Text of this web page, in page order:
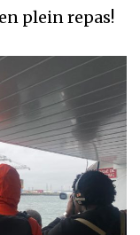
plein repas!